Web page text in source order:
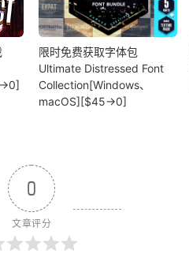
限时免费获取字体包
Ultimate Distressed Font
Collection[Windows、
macOS][$45→0]
0
文章评分